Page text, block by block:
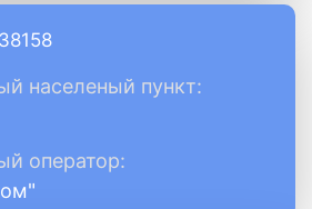
населеный пункт:
оператор: